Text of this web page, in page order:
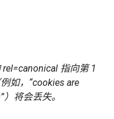
指向第 1
如，“cookies are
将会丢失。